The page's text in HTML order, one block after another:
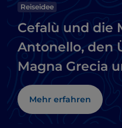
Reiseidee
Cefalù und die
Antonello, den
Magna Grecia
Naturpark
Mehr erfahren